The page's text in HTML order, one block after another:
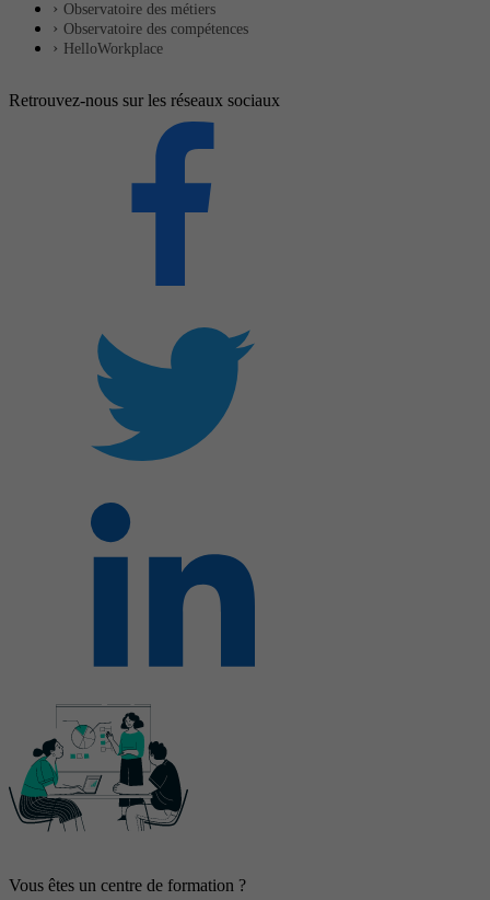
Observatoire des métiers
Observatoire des compétences
HelloWorkplace
Retrouvez-nous sur les réseaux sociaux
Vous êtes un centre de formation ?